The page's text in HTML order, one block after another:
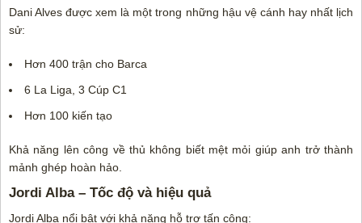
Dani Alves được xem là một trong những hậu vệ cánh hay nhất lịch
sử:
Hơn 400 trận cho Barca
6 La Liga, 3 Cúp C1
Hơn 100 kiến tạo
Khả năng lên công về thủ không biết mệt mỏi giúp anh trở thành
mảnh ghép hoàn hảo.
Jordi Alba – Tốc độ và hiệu quả
Jordi Alba nổi bật với khả năng hỗ trợ tấn công: